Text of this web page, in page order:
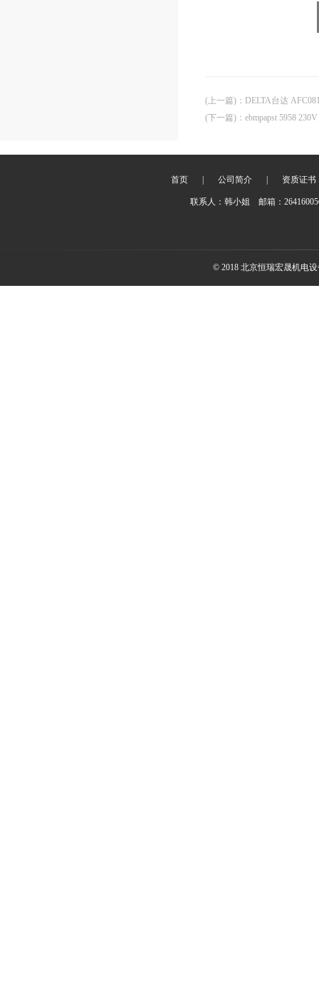
(上一篇) ： DELTA台达
(下一篇) ： ebmpapst 5958
首页 公司简介 资质证书
联系人：韩小姐 邮箱：
© 2018 北京恒瑞宏晟机电